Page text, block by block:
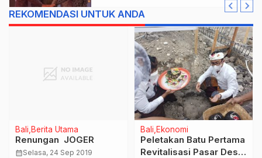
REKOMENDASI UNTUK ANDA
Bali Berita Utama
Renungan JOGER
calendar_monthSelasa, 24 Sep 2019
Bali Ekonomi
Peletakan Batu Pertama
Revitalisasi Pasar Desa